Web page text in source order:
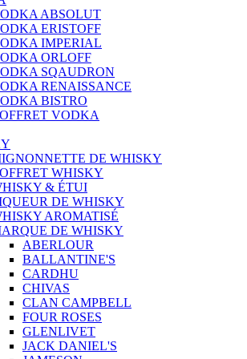
ABSOLUT
ERISTOFF
IMPERIAL
ORLOFF
SQAUDRON
RENAISSANCE
BISTRO
VODKA
DE WHISKY
WHISKY
& ÉTUI
DE WHISKY
AROMATISÉ
DE WHISKY
ABERLOUR
BALLANTINE'S
CARDHU
CHIVAS
CLAN CAMPBELL
FOUR ROSES
GLENLIVET
JACK DANIEL'S